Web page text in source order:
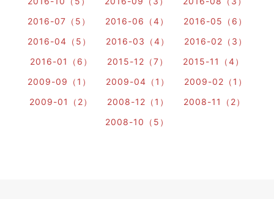
2016-07（5）
2016-06（4）
2016-05（6）
2016-04（5）
2016-03（4）
2016-02（3）
2016-01（6）
2015-12（7）
2015-11（4）
2009-09（1）
2009-04（1）
2009-02（1）
2009-01（2）
2008-12（1）
2008-11（2）
2008-10（5）